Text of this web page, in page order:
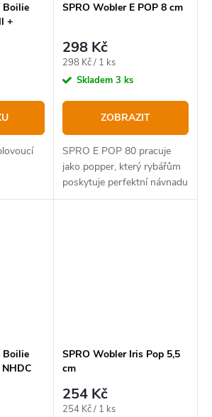
Boilie
+
SPRO Wobler E POP 8 cm
298 Kč
Měrná
cena:
298 Kč / 1 ks
Skladem 3 ks
ZOBRAZIT
SPRO E POP 80 pracuje
jako popper, který rybářům
poskytuje perfektní návnadu
pro agresivní záběry z
Boilie
SPRO Wobler Iris Pop 5,5
cm
254 Kč
Měrná
254 Kč / 1 ks